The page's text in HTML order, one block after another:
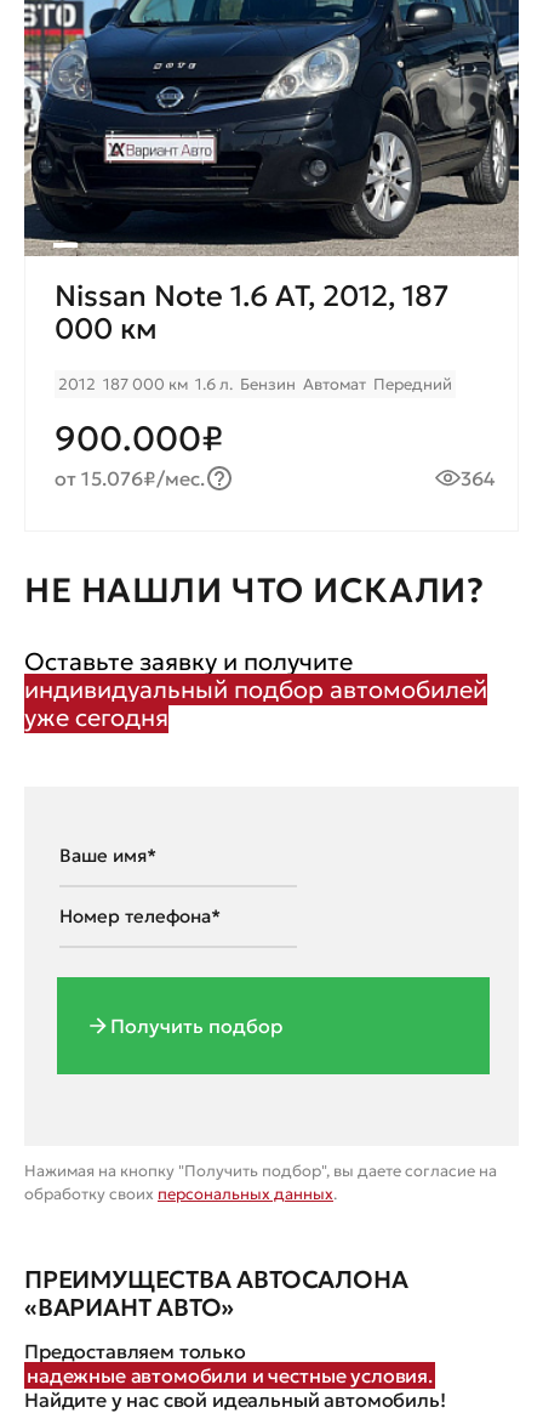
Nissan Note 1.6 AT, 2012, 187
000 км
2012 187 000 км 1.6 л. Бензин Автомат Передний
900.000₽
от 15.076₽/мес. 364
НЕ НАШЛИ ЧТО ИСКАЛИ?
Оставьте заявку и получите
индивидуальный подбор автомобилей
уже сегодня
Получить подбор
Нажимая на кнопку "Получить подбор", вы даете согласие на
обработку своих персональных данных.
ПРЕИМУЩЕСТВА АВТОСАЛОНА
«ВАРИАНТ АВТО»
Предоставляем только
надежные автомобили и честные условия.
Найдите у нас свой идеальный автомобиль!